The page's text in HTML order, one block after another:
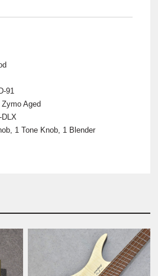
91
Aged
1 Tone Knob, 1 Blender